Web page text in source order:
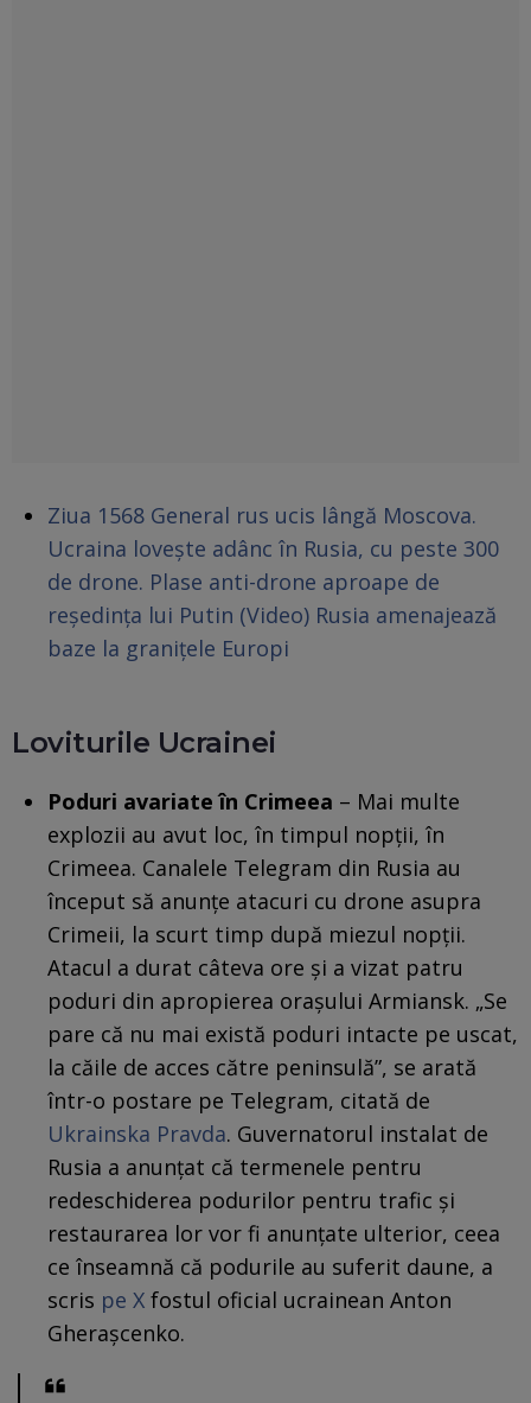
Ziua 1568 General rus ucis lângă Moscova.
Ucraina lovește adânc în Rusia, cu peste 300
de drone. Plase anti-drone aproape de
reședința lui Putin (Video) Rusia amenajează
baze la granițele Europi
Loviturile Ucrainei
Poduri avariate în Crimeea – Mai multe
explozii au avut loc, în timpul nopții, în
Crimeea. Canalele Telegram din Rusia au
început să anunțe atacuri cu drone asupra
Crimeii, la scurt timp după miezul nopții.
Atacul a durat câteva ore și a vizat patru
poduri din apropierea orașului Armiansk. „Se
pare că nu mai există poduri intacte pe uscat,
la căile de acces către peninsulă”, se arată
într-o postare pe Telegram, citată de
Ukrainska Pravda. Guvernatorul instalat de
Rusia a anunțat că termenele pentru
redeschiderea podurilor pentru trafic și
restaurarea lor vor fi anunțate ulterior, ceea
ce înseamnă că podurile au suferit daune, a
scris pe X fostul oficial ucrainean Anton
Gherașcenko.